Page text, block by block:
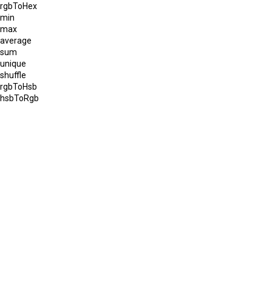
rgbToHex
min
max
average
sum
unique
shuffle
rgbToHsb
hsbToRgb